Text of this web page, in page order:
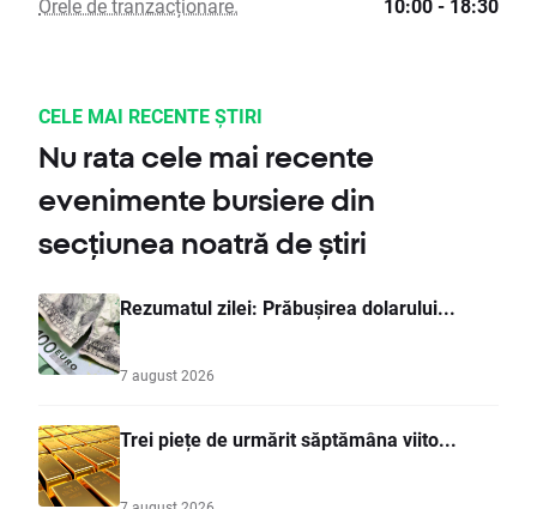
Orele de tranzacționare. 10:00 - 18:30
CELE MAI RECENTE ȘTIRI
Nu rata cele mai recente
evenimente bursiere din
secțiunea noatră de știri
Rezumatul zilei: Prăbușirea dolarului...
7 august 2026
Trei piețe de urmărit săptămâna viito...